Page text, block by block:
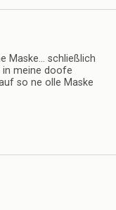
Maske… schließlich
in meine doofe
so ne olle Maske